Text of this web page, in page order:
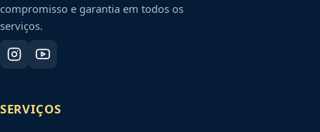
compromisso e garantia em todos os
serviços.
SERVIÇOS